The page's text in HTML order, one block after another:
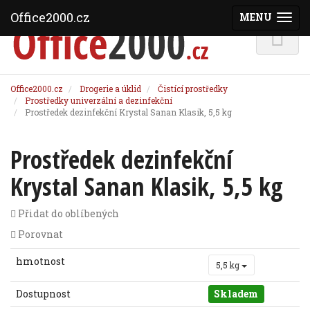
Office2000.cz Drogerie a úklid
Čistící prostředky
Prostředky univerzální a dezinfekční
Prostředek dezinfekční Krystal Sanan Klasik, 5,5 kg
Prostředek dezinfekční
Krystal Sanan Klasik, 5,5 kg
Přidat do oblíbených
Porovnat
hmotnost 5,5 kg
Dostupnost Skladem
MENU
Office2000.cz